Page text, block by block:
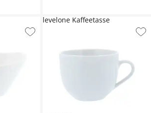
levelone Kaffeetasse